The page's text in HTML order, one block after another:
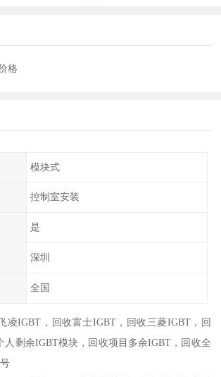
格
模块式
控制室安装
是
深圳
全国
凌IGBT，回收富士IGBT，回收三菱IGBT，回
人剩余IGBT模块，回收项目多余IGBT，回收全